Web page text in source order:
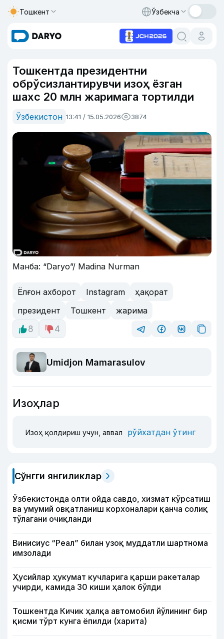
Тошкент Ўзбекча
Тошкентда президентни
обрўсизлантирувчи изоҳ ёзган
шахс 20 млн жаримага тортилди
Ўзбекистон 13:41 / 15.05.2026 3874
Манба: “Daryo”/ Madina Nurman
Ёлғон ахборот Instagram
ҳақорат
президент
Тошкент
жарима
8
4
Umidjon Mamarasulov
Изоҳлар
Изоҳ қолдириш учун, аввал рўйхатдан ўтинг
Сўнгги янгиликлар
Ўзбекистонда олти ойда савдо, хизмат кўрсатиш
ва умумий овқатланиш корхоналари қанча солиқ
тўлагани очиқланди
Винисиус “Реал” билан узоқ муддатли шартнома
имзолади
Ҳусийлар ҳукумат кучларига қарши ракеталар
учирди, камида 30 киши ҳалок бўлди
Тошкентда Кичик ҳалқа автомобил йўлининг бир
қисми тўрт кунга ёпилди (харита)